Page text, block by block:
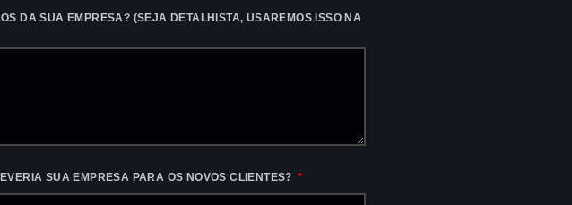
DA SUA EMPRESA? (SEJA DETALHISTA, USAREMOS ISSO NA
SUA EMPRESA PARA OS NOVOS CLIENTES?